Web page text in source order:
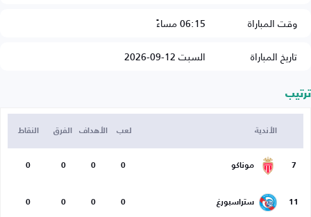
وقت المباراة
06:15 مساءً
تاريخ المباراة
السبت 12-09-2026
ترتيب
الأندية لعب الأهداف الفرق النقاط
7 موناكو 0
0
0
0
11 ستراسبورغ 0
0
0
0